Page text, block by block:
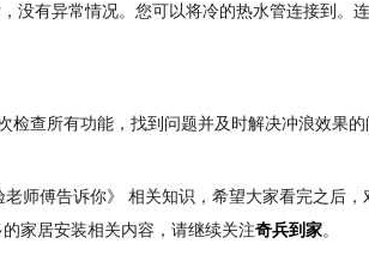
没有异常情况。您可以将冷的热水管连接到。
查所有功能，找到问题并及时解决冲浪效果
师傅告诉你》 相关知识，希望大家看完之后
家居安装相关内容，请继续关注奇兵到家。